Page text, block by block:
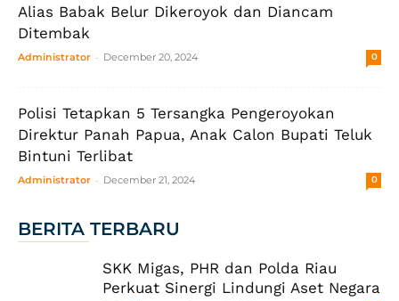
Alias Babak Belur Dikeroyok dan Diancam
Ditembak
Administrator - December 20, 2024 0
Polisi Tetapkan 5 Tersangka Pengeroyokan
Direktur Panah Papua, Anak Calon Bupati Teluk
Bintuni Terlibat
Administrator - December 21, 2024 0
BERITA TERBARU
SKK Migas, PHR dan Polda Riau
Perkuat Sinergi Lindungi Aset Negara